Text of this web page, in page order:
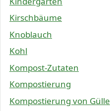
Kirschbäume
Knoblauch
Kohl
Kompost-Zutaten
Kompostierung
Kompostierung von Gülle